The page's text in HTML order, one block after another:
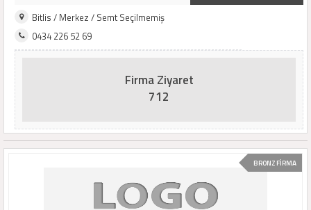
Bitlis / Merkez / Semt Seçilmemiş
0434 226 52 69
Firma Ziyaret
712
BRONZ FİRMA